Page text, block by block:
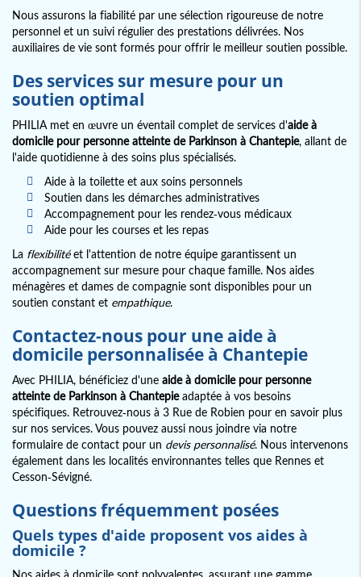
Nous assurons la fiabilité par une sélection rigoureuse de notre
personnel et un suivi régulier des prestations délivrées. Nos
auxiliaires de vie sont formés pour offrir le meilleur soutien possible.
Des services sur mesure pour un
soutien optimal
PHILIA met en œuvre un éventail complet de services d'aide à
domicile pour personne atteinte de Parkinson à Chantepie, allant de
l'aide quotidienne à des soins plus spécialisés.
Aide à la toilette et aux soins personnels
Soutien dans les démarches administratives
Accompagnement pour les rendez-vous médicaux
Aide pour les courses et les repas
La flexibilitéet l'attention de notre équipe garantissent un
accompagnement sur mesure pour chaque famille. Nos aides
ménagères et dames de compagnie sont disponibles pour un
soutien constant et empathique.
Contactez-nous pour une aide à
domicile personnalisée à Chantepie
Avec PHILIA, bénéficiez d'une aide à domicile pour personne
atteinte de Parkinson à Chantepieadaptée à vos besoins
spécifiques. Retrouvez-nous à 3 Rue de Robien pour en savoir plus
sur nos services. Vous pouvez aussi nous joindre via notre
formulaire de contact pour un devis personnalisé. Nous intervenons
également dans les localités environnantes telles que Rennes et
Cesson-Sévigné.
Questions fréquemment posées
Quels types d'aide proposent vos aides à
domicile ?
Nos aides à domicile sont polyvalentes, assurant une gamme